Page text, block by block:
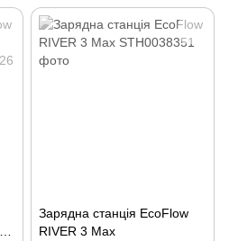
Зарядна станція EcoFlow
RIVER 3 Max